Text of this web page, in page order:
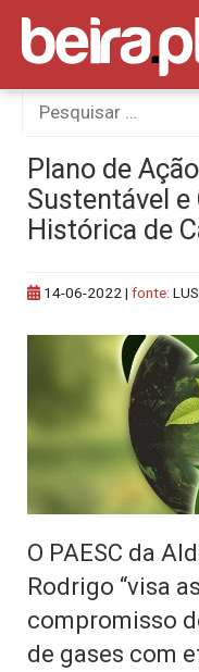
Skip
content
Procurar
por:
Plano de
Sustentável e
Histórica de
14-06-2022 | fonte:
O PAESC da
Rodrigo “visa
compromisso
de gases com